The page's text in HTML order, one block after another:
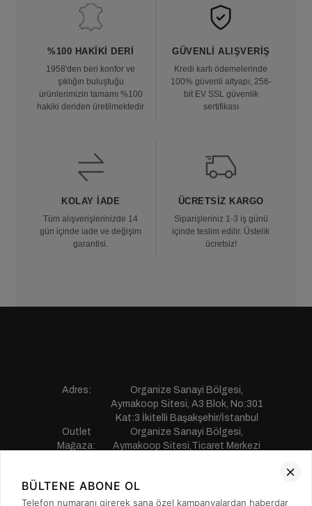
%100 HAKIKI DERI
1958'den beri konfor ve
şıklığın buluştuğu
ürünlerimizin tamamı %100
hakiki deriden üretilmektedir
GÜVENLI ALIŞVERIŞ
Kredi kartı ödemelerinde
100% güvenli altyapı, 256-
bit EV SSL güvenlik
sertifikası
KOLAY İADE
Tüm alışverişlerinizde 14
gün içinde iade ve değişim
garantisi.
ÜCRETSIZ KARGO
Siparişleriniz 1-3 iş günü
içinde teslim edilir. Üstelik
ücretsiz!
Adres:
Organize Sanayi Bölgesi,
Aymakoop Sitesi, A3 Blok, No:301
Kat:3 İkitelli Başakşehir/İstanbul
Outlet
Mağaza:
Organize Sanayi Bölgesi,
Aymakoop Sitesi,Ticaret Merkezi
Telefon:
0850 441 55 77
E-mail:
musterihizmetleri@saillakers.com.tr
BÜLTENE ABONE OL
Telefon numaranı girerek sana özel kampanyalardan haberdar